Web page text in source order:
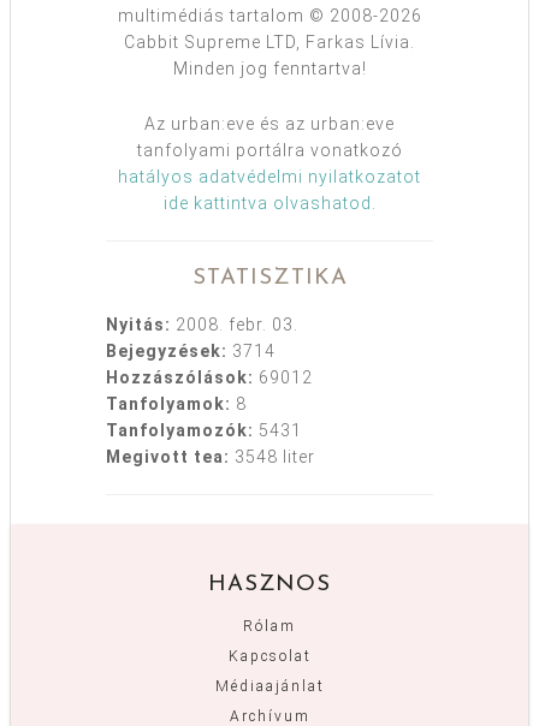
multimédiás tartalom © 2008-2026
Cabbit Supreme LTD, Farkas Lívia.
Minden jog fenntartva!
Az urban:eve és az urban:eve
tanfolyami portálra vonatkozó
hatályos adatvédelmi nyilatkozatot
ide kattintva olvashatod
STATISZTIKA
Nyitás: 2008. febr. 03.
Bejegyzések: 3714
Hozzászólások: 69012
Tanfolyamok: 8
Tanfolyamozók: 5431
Megivott tea: 3548 liter
HASZNOS
Rólam
Kapcsolat
Médiaajánlat
Archívum